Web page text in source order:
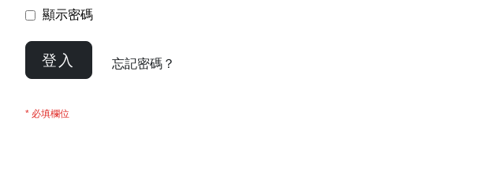
顯示密碼
登入 忘記密碼？